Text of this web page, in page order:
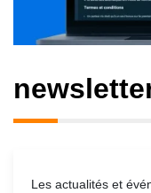
Les actualités et